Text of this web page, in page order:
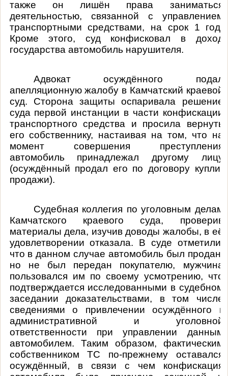
также он лишён права заниматься
деятельностью, связанной с управлением
транспортными средствами, на срок 1 год.
Кроме этого, суд конфисковал в доход
государства автомобиль нарушителя.
Адвокат осуждённого подал
апелляционную жалобу в Камчатский краевой
суд. Сторона защиты оспаривала решение
суда первой инстанции в части конфискации
транспортного средства и просила вернуть
его собственнику, настаивая на том, что на
момент совершения преступления
автомобиль принадлежал другому лицу
(осуждённый продал его по договору купли-
продажи).
Судебная коллегия по уголовным делам
Камчатского краевого суда, проверив
материалы дела, изучив доводы жалобы, в её
удовлетворении отказала. В суде отметили,
что в данном случае автомобиль был продан,
но не был передан покупателю, мужчина
пользовался им по своему усмотрению, что
подтверждается исследованными в судебном
заседании доказательствами, в том числе
сведениями о привлечении осуждённого к
административной и уголовной
ответственности при управлении данным
автомобилем. Таким образом, фактическим
собственником ТС по-прежнему оставался
осуждённый, в связи с чем конфискация